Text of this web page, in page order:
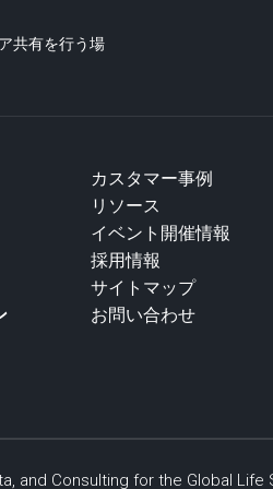
共有を行う場
カスタマー事例
リソース
イベント開催情報
採用情報
サイトマップ
お問い合わせ
and Consulting for the Global